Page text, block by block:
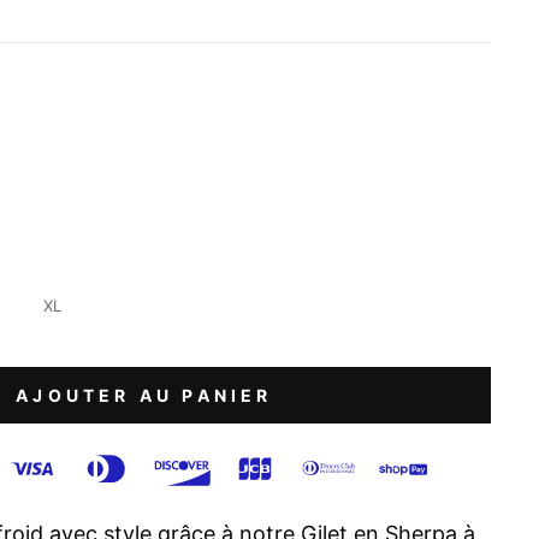
XL
AJOUTER AU PANIER
avec style grâce à notre Gilet en Sherpa à